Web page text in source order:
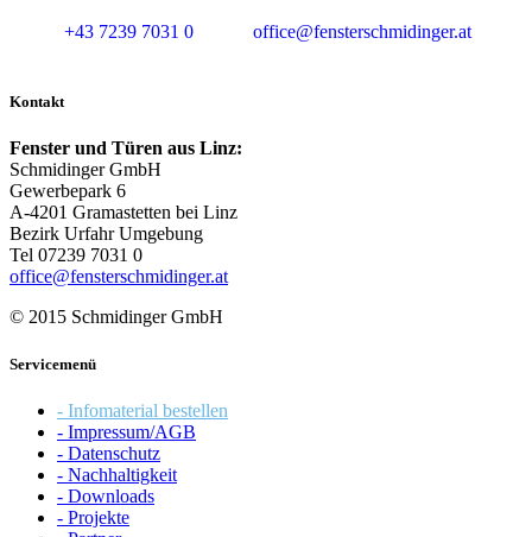
+43 7239 7031 0 office@fensterschmidinger.at
Kontakt
Fenster und Türen aus Linz:
Schmidinger GmbH
Gewerbepark 6
A-4201 Gramastetten bei Linz
Bezirk Urfahr Umgebung
Tel 07239 7031 0
office@fensterschmidinger.at
© 2015 Schmidinger GmbH
Servicemenü
- Infomaterial bestellen
- Impressum/AGB
- Datenschutz
- Nachhaltigkeit
- Downloads
- Projekte